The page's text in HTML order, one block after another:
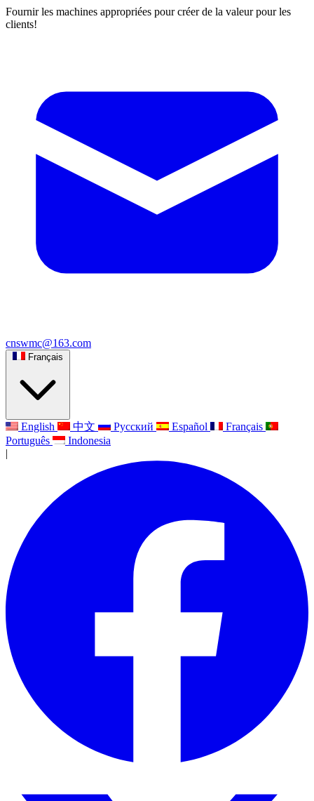
Fournir les machines appropriées pour créer de la valeur pour les
clients!
cnswmc@163.com
Français
English 中文 Русский Español
Français
Português
Indonesia
|